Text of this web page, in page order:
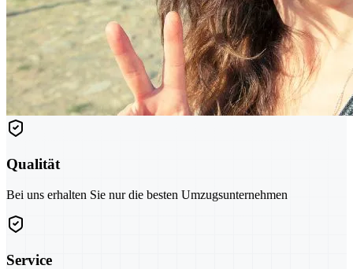
Qualität
Bei uns erhalten Sie nur die besten Umzugsunternehmen
Service